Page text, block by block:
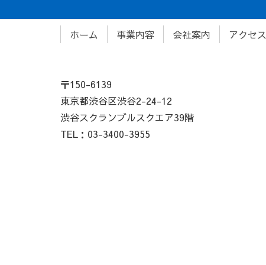
ホーム 事業内容 会社案内 アクセス
〒150-6139
東京都渋谷区渋谷2-24-12
渋谷スクランブルスクエア39階
TEL：03-3400-3955